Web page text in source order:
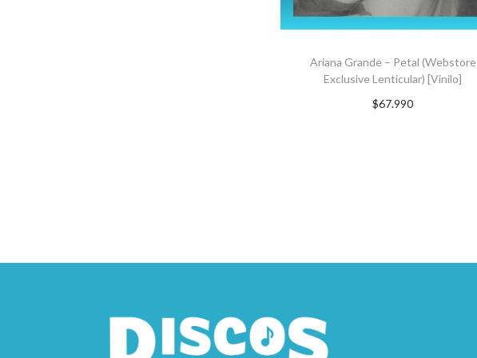
Ariana Grande – Petal (Webstore
Exclusive Lenticular) [Vinilo]
$67.990